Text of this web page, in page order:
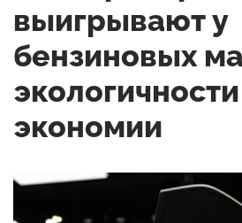
выигрывают у
бензиновых
экономии